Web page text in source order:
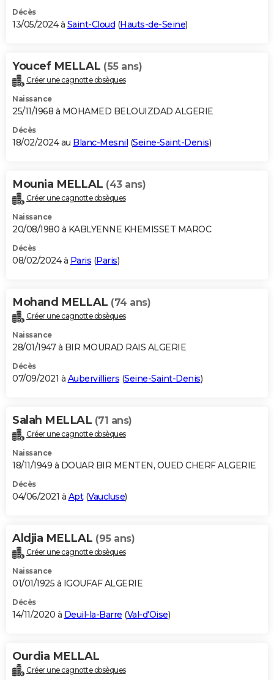
Décès
13/05/2024 à Saint-Cloud (Hauts-de-Seine)
Youcef MELLAL (55 ans)
Créer une cagnotte obsèques
Naissance
25/11/1968 à MOHAMED BELOUIZDAD ALGERIE
Décès
18/02/2024 au Blanc-Mesnil (Seine-Saint-Denis)
Mounia MELLAL (43 ans)
Créer une cagnotte obsèques
Naissance
20/08/1980 à KABLYENNE KHEMISSET MAROC
Décès
08/02/2024 à Paris (Paris)
Mohand MELLAL (74 ans)
Créer une cagnotte obsèques
Naissance
28/01/1947 à BIR MOURAD RAIS ALGERIE
Décès
07/09/2021 à Aubervilliers (Seine-Saint-Denis)
Salah MELLAL (71 ans)
Créer une cagnotte obsèques
Naissance
18/11/1949 à DOUAR BIR MENTEN, OUED CHERF ALGERIE
Décès
04/06/2021 à Apt(Vaucluse)
Aldjia MELLAL (95 ans)
Créer une cagnotte obsèques
Naissance
01/01/1925 à IGOUFAF ALGERIE
Décès
14/11/2020 à Deuil-la-Barre (Val-d'Oise)
Ourdia MELLAL
Créer une cagnotte obsèques